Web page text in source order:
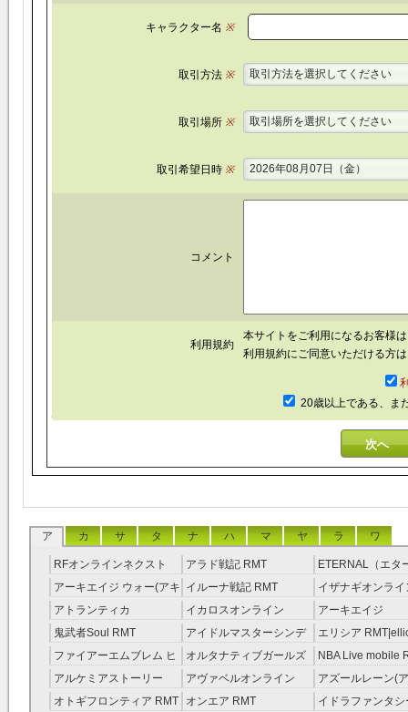
キャラクター名 ※
取引方法※ 取引方法を選択してください
取引場所※ 取引場所を選択してください
取引希望日時※ 2026年08月07日（金）
コメント
利用規約
本サイトをご利用になるお客様
利用規約にご同意いただける方
20歳以上である、ま
ア カ サ タ ナ ハ マ ヤ ラ ワ
RFオンラインネクスト
RMT
アラド戦記 RMT
ETERNAL（エタ
RMT
アーキエイジ ウォー(アキ
ウオ) RMT
イルーナ戦記 RMT
イザナギオンライ
アトランティカ
RMT|Atlantica RMT
イカロスオンライン
RMT（予約制）
アーキエイジ
RMT|ArcheAge
約制）
鬼武者Soul RMT
アイドルマスターシンデ
レラガールズ(モバマス)
RMT
エリシア
RMT
ファイアーエムブレム ヒ
ーローズ(FEヒーローズ)
RMT
オルタナティブガールズ
RMT
NBA Live mobile
アルケミアストーリー
（アルスト） RMT
アヴァベルオンライン
RMT
アズールレーン(
RMT
オトギフロンティア RMT オンエア RMT
イドラファンタシ